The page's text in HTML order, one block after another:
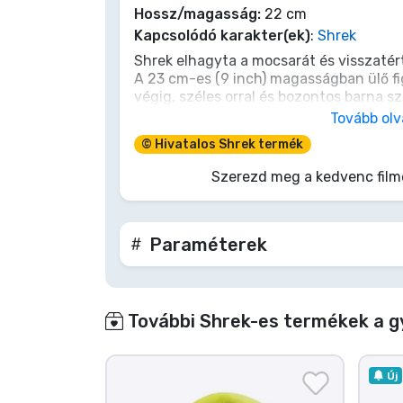
Hossz/magasság: 22 cm
Kapcsolódó karakter(ek): Shrek
Shrek elhagyta a mocsarát és
A 23 cm-es (9 inch) magasságban ülő
végig, széles orral és bozontos barna
kopasz fej két oldaláról állnak ki.
hosszú ujjú felső felett, kockás
100% PP pamuttal van a varratokig
készült, tökéletes ölelgetéshez vagy
A Shrekről:
A DreamWorks által készített Shrek
számítógépes animációs vígjáték,
Tovább
© Hivatalos Shrek termék
Szerezd meg a kedvenc
Paraméterek
További Shrek-es termékek a
Új
Terméktípusok